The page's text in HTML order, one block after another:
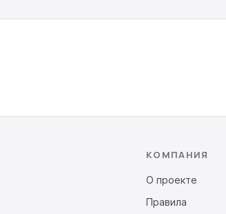
КОМПАНИЯ
О проекте
Правила